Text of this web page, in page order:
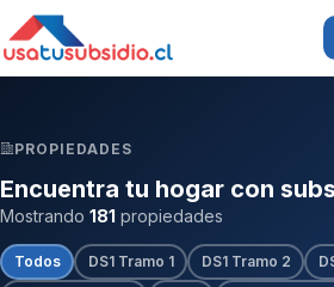
PROPIEDADES
Encuentra tu hogar con
Mostrando 181 propiedades
Todos DS1 Tramo 1 DS1 Tramo 2